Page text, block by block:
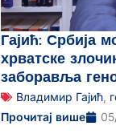
Гајић: Србија
хрватске
заборавља
Владимир Гајић
Прочитај више